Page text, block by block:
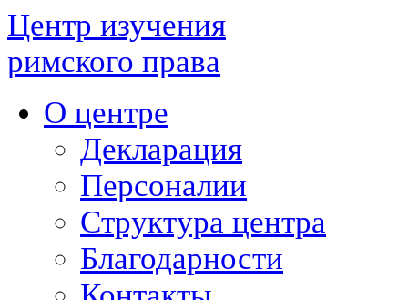
Центр изучения
римского права
О центре
Декларация
Персоналии
Структура центра
Благодарности